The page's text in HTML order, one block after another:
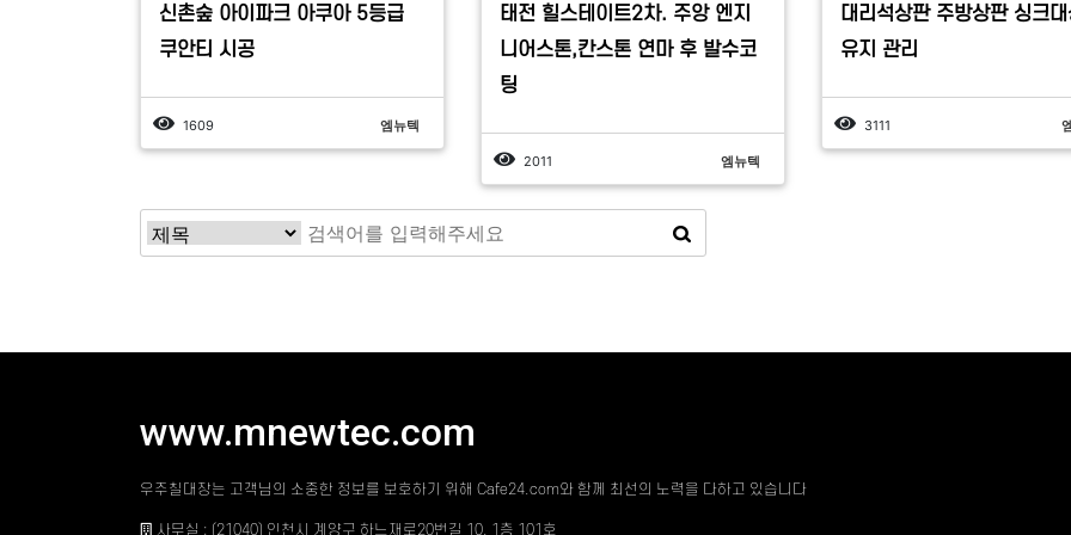
신촌숲 아이파크 아쿠아 5등급
쿠안티 시공
1609 엠뉴텍
태전 힐스테이트2차. 주앙 엔지
니어스톤,칸스톤 연마 후 발수코
팅
2011 엠뉴텍
대리석상판 주방상판 싱크
유지 관리
3111
www.mnewtec.com
우주칠대장는 고객님의 소중한 정보를 보호하기 위해 Cafe24.com와 함께 최선의 노력을 다하고 있습니다
사무실 : (21040) 인천시 계양구 하느재로20번길 10, 1층 101호